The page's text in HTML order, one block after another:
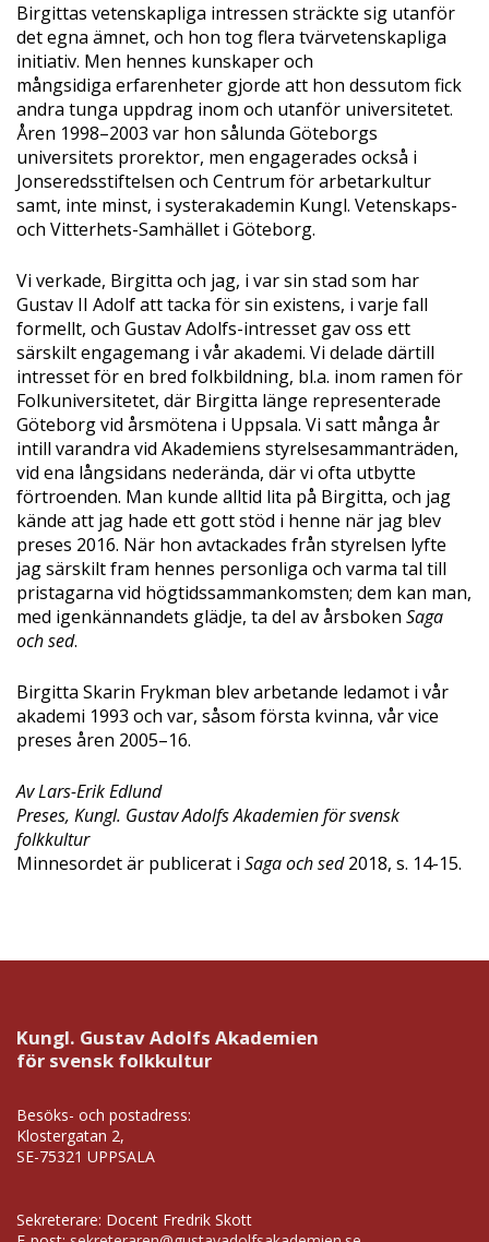
Birgittas vetenskapliga intressen sträckte sig utanför
det egna ämnet, och hon tog flera tvärvetenskapliga
initiativ. Men hennes kunskaper och
mångsidiga erfarenheter gjorde att hon dessutom fick
andra tunga uppdrag inom och utanför universitetet.
Åren 1998–2003 var hon sålunda Göteborgs
universitets prorektor, men engagerades också i
Jonseredsstiftelsen och Centrum för arbetarkultur
samt, inte minst, i systerakademin Kungl. Vetenskaps-
och Vitterhets-Samhället i Göteborg.
Vi verkade, Birgitta och jag, i var sin stad som har
Gustav II Adolf att tacka för sin existens, i varje fall
formellt, och Gustav Adolfs-intresset gav oss ett
särskilt engagemang i vår akademi. Vi delade därtill
intresset för en bred folkbildning, bl.a. inom ramen för
Folkuniversitetet, där Birgitta länge representerade
Göteborg vid årsmötena i Uppsala. Vi satt många år
intill varandra vid Akademiens styrelsesammanträden,
vid ena långsidans nederända, där vi ofta utbytte
förtroenden. Man kunde alltid lita på Birgitta, och jag
kände att jag hade ett gott stöd i henne när jag blev
preses 2016. När hon avtackades från styrelsen lyfte
jag särskilt fram hennes personliga och varma tal till
pristagarna vid högtidssammankomsten; dem kan man,
med igenkännandets glädje, ta del av årsboken Saga
och sed.
Birgitta Skarin Frykman blev arbetande ledamot i vår
akademi 1993 och var, såsom första kvinna, vår vice
preses åren 2005–16.
Av Lars-Erik Edlund
Preses, Kungl. Gustav Adolfs Akademien för svensk
folkkultur
Minnesordet är publicerat i Saga och sed2018, s. 14-15.
Kungl. Gustav Adolfs Akademien
för svensk folkkultur
Besöks- och postadress:
Klostergatan 2,
SE-75321 UPPSALA
Sekreterare: Docent Fredrik Skott